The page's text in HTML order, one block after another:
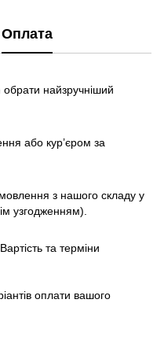
Оплата
найзручніший
або кур’єром за
з нашого складу у
узгодженням).
та терміни
оплати вашого